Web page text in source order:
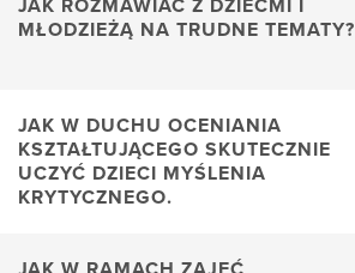
JAK ROZMAWIAĆ Z DZIEĆMI I
MŁODZIEŻĄ NA TRUDNE TEMATY?
JAK W DUCHU OCENIANIA
KSZTAŁTUJĄCEGO SKUTECZNIE
UCZYĆ DZIECI MYŚLENIA
KRYTYCZNEGO.